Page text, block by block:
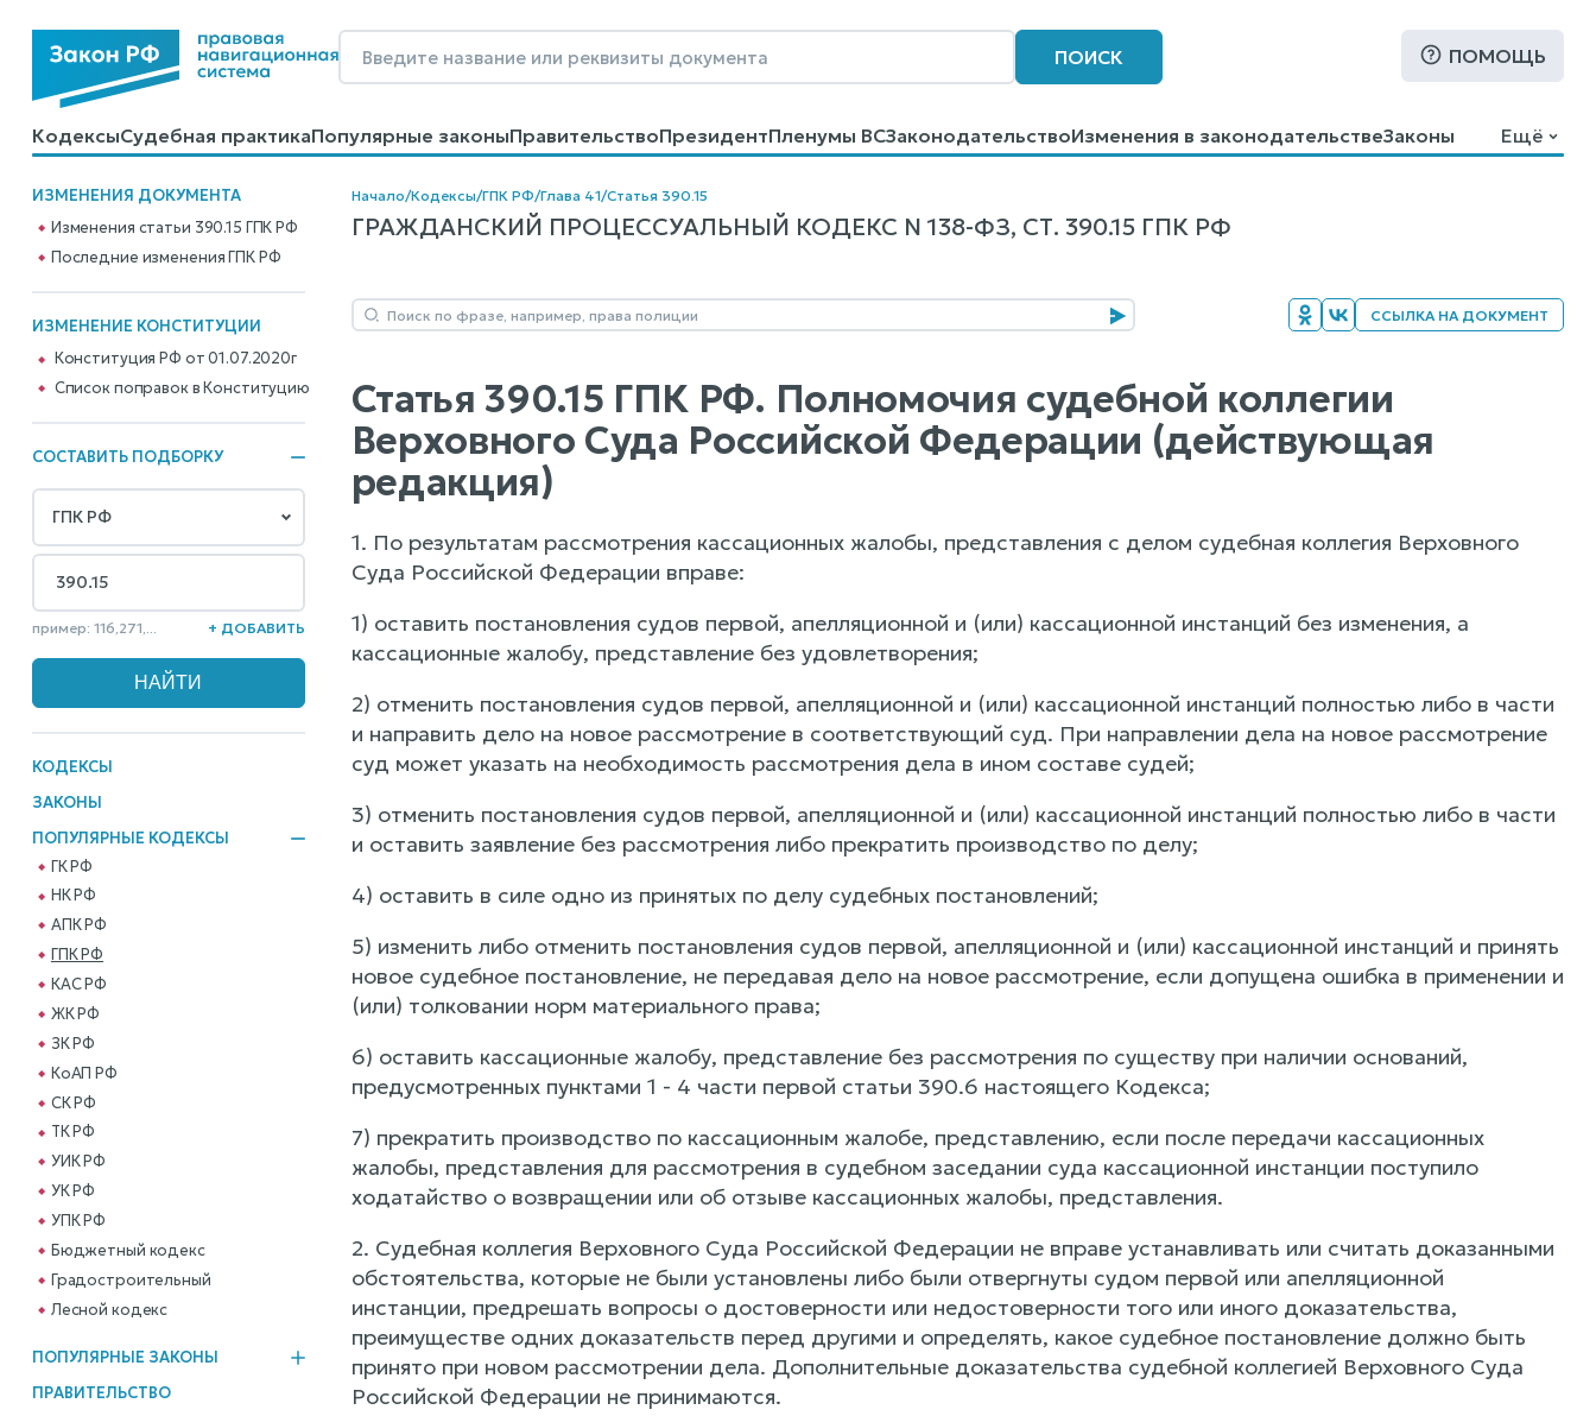
ПОИСК ПОМОЩЬ
КодексыСудебная практикаПопулярные законыПравительствоПрезидентПленумы ВСЗаконодательствоИзменения в законодательствеЗаконы
КалькуляторыСправочные материалыОбразцы договоровКонтактыПомощьПоиск
Ещё
ИЗМЕНЕНИЯ ДОКУМЕНТА
Изменения статьи 390.15 ГПК РФ
Последние изменения ГПК РФ
ИЗМЕНЕНИЕ КОНСТИТУЦИИ
Конституция РФ от 01.07.2020г
Cписок поправок в Конституцию
СОСТАВИТЬ ПОДБОРКУ
пример: 116,271,... + ДОБАВИТЬ
КОДЕКСЫ
ЗАКОНЫ
ПОПУЛЯРНЫЕ КОДЕКСЫ
ГК РФ
НК РФ
АПК РФ
ГПК РФ
КАС РФ
ЖК РФ
ЗК РФ
КоАП РФ
СК РФ
ТК РФ
УИК РФ
УК РФ
УПК РФ
Бюджетный кодекс
Градостроительный
Лесной кодекс
ПОПУЛЯРНЫЕ ЗАКОНЫ
ПРАВИТЕЛЬСТВО
Начало/Кодексы/ГПК РФ/Глава 41/Статья 390.15
ГРАЖДАНСКИЙ ПРОЦЕССУАЛЬНЫЙ КОДЕКС N 138-ФЗ, СТ. 390.15 ГПК РФ
ССЫЛКА НА ДОКУМЕНТ
Статья 390.15 ГПК РФ. Полномочия судебной коллегии
Верховного Суда Российской Федерации (действующая
редакция)
1. По результатам рассмотрения кассационных жалобы, представления с делом судебная коллегия Верховного
Суда Российской Федерации вправе:
1) оставить постановления судов первой, апелляционной и (или) кассационной инстанций без изменения, а
кассационные жалобу, представление без удовлетворения;
2) отменить постановления судов первой, апелляционной и (или) кассационной инстанций полностью либо в части
и направить дело на новое рассмотрение в соответствующий суд. При направлении дела на новое рассмотрение
суд может указать на необходимость рассмотрения дела в ином составе судей;
3) отменить постановления судов первой, апелляционной и (или) кассационной инстанций полностью либо в части
и оставить заявление без рассмотрения либо прекратить производство по делу;
4) оставить в силе одно из принятых по делу судебных постановлений;
5) изменить либо отменить постановления судов первой, апелляционной и (или) кассационной инстанций и принять
новое судебное постановление, не передавая дело на новое рассмотрение, если допущена ошибка в применении и
(или) толковании норм материального права;
6) оставить кассационные жалобу, представление без рассмотрения по существу при наличии оснований,
предусмотренных пунктами 1 - 4 части первой статьи 390.6 настоящего Кодекса;
7) прекратить производство по кассационным жалобе, представлению, если после передачи кассационных
жалобы, представления для рассмотрения в судебном заседании суда кассационной инстанции поступило
ходатайство о возвращении или об отзыве кассационных жалобы, представления.
2. Судебная коллегия Верховного Суда Российской Федерации не вправе устанавливать или считать доказанными
обстоятельства, которые не были установлены либо были отвергнуты судом первой или апелляционной
инстанции, предрешать вопросы о достоверности или недостоверности того или иного доказательства,
преимуществе одних доказательств перед другими и определять, какое судебное постановление должно быть
принято при новом рассмотрении дела. Дополнительные доказательства судебной коллегией Верховного Суда
Российской Федерации не принимаются.